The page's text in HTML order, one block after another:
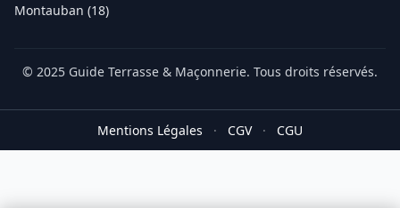
Montauban (18)
© 2025 Guide Terrasse & Maçonnerie. Tous droits réservés.
Mentions Légales · CGV · CGU